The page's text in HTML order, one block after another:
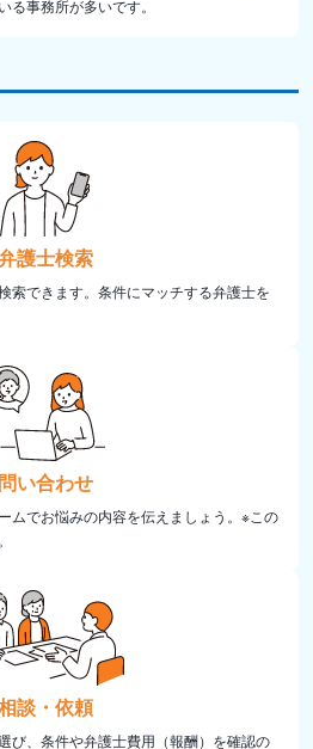
る事務所が多いです。
護士検索
索できます。条件にマッチする弁護士を
問い合わせ
ムでお悩みの内容を伝えましょう。※この
談・依頼
び、条件や弁護士費用（報酬）を確認の